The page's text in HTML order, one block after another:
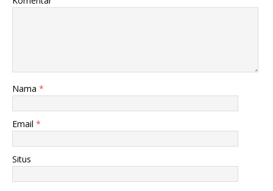
Nama *
Email *
Situs